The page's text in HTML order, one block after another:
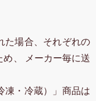
た場合、それぞれの
め、 メーカー毎に送
凍・冷蔵）」商品は